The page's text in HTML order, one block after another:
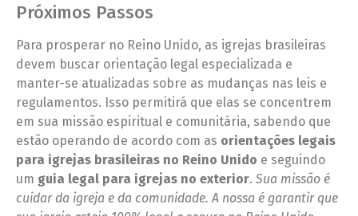
Próximos Passos
Para prosperar no Reino Unido, as igrejas brasileiras
devem buscar orientação legal especializada e
manter-se atualizadas sobre as mudanças nas leis e
regulamentos. Isso permitirá que elas se concentrem
em sua missão espiritual e comunitária, sabendo que
estão operando de acordo com as orientações legais
para igrejas brasileiras no Reino Unido e seguindo
um guia legal para igrejas no exterior. Sua missão é
cuidar da igreja e da comunidade. A nossa é garantir que